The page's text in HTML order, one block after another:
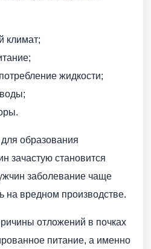
климат;
жидкости;
образования
зачастую становится
заболевание чаще
на вредном производстве.
отложений в почках
питание, а именно